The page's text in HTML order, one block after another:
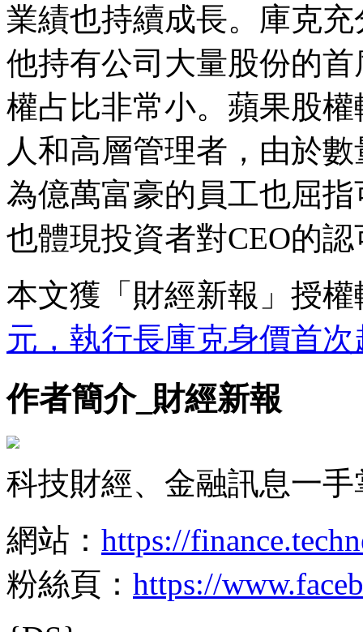
業績也持續成長。庫克
他持有公司大量股份的
權占比非常小。蘋果股
人和高層管理者，由於
為億萬富豪的員工也屈
也體現投資者對CEO的認
本文獲「財經新報」授
元，執行長庫克身價首
作者簡介_財經新報
科技財經、金融訊息一
網站： https://
粉絲頁： https://